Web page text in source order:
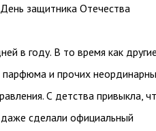
защитника Отечества
в году. В то время как
и прочих
С детства привыкла,
даже сделали официальный